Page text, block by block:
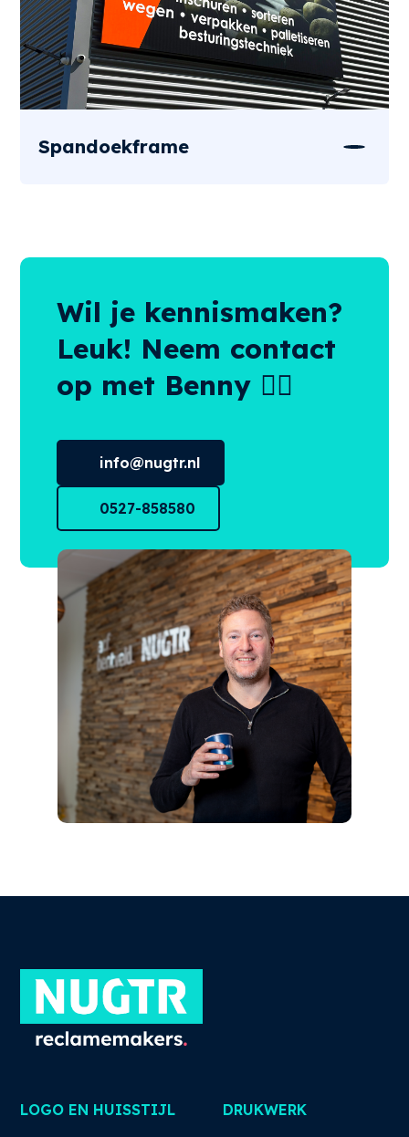
Spandoekframe
Wil je kennismaken?
Leuk! Neem contact
op met Benny 👌🏻
info@nugtr.nl
0527-858580
LOGO EN HUISSTIJL DRUKWERK